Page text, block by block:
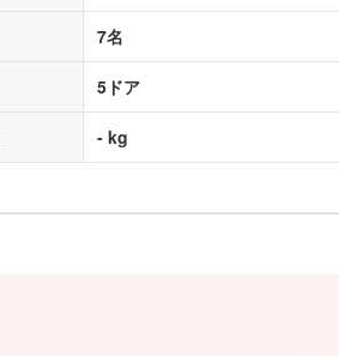
7名
5ドア
- kg